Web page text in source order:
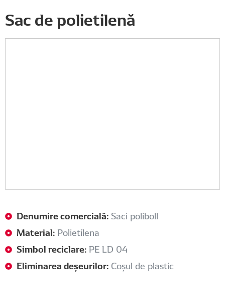
Sac de polietilenă
Denumire comercială:Saci poliboll
Material:Polietilena
Simbol reciclare:PE LD 04
Eliminarea deșeurilor:Coșul de plastic